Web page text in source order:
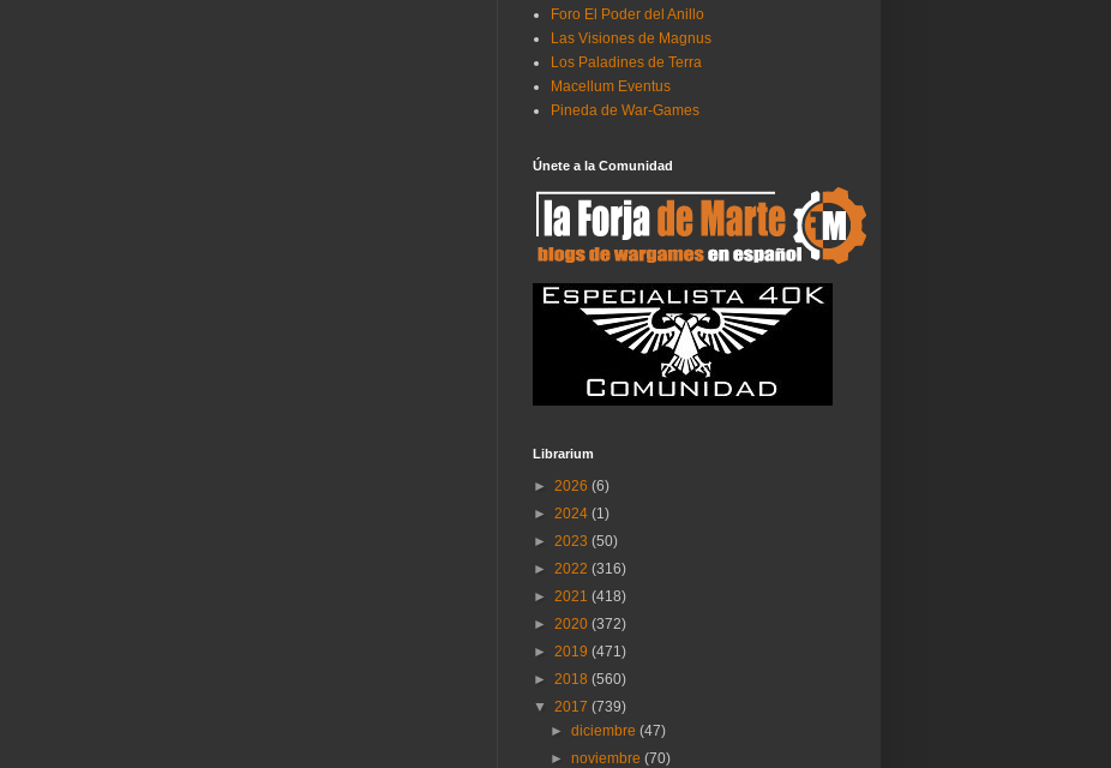
Foro El Poder del Anillo
Las Visiones de Magnus
Los Paladines de Terra
Macellum Eventus
Pineda de War-Games
Únete a la Comunidad
Librarium
► 2026 (6)
► 2024 (1)
► 2023 (50)
► 2022 (316)
► 2021 (418)
► 2020 (372)
► 2019 (471)
► 2018 (560)
▼ 2017 (739)
►diciembre(47)
►noviembre(70)